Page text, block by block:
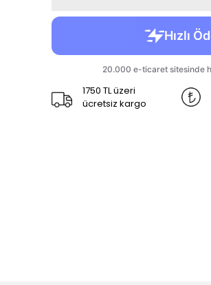
1750 TL üzeri
ücretsiz kargo